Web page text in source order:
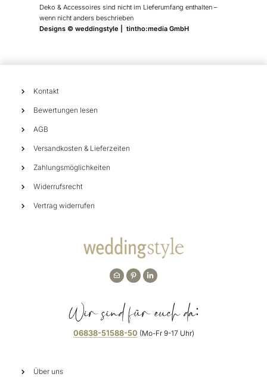
Deko & Accessoires sind nicht im Lieferumfang enthalten –
wenn nicht anders beschrieben
Designs © weddingstyle | tintho:media GmbH
Kontakt
Bewertungen lesen
AGB
Versandkosten & Lieferzeiten
Zahlungsmöglichkeiten
Widerrufsrecht
Vertrag widerrufen
Wir sind für euch da:
06838-51588-50 (Mo-Fr 9-17 Uhr)
Über uns